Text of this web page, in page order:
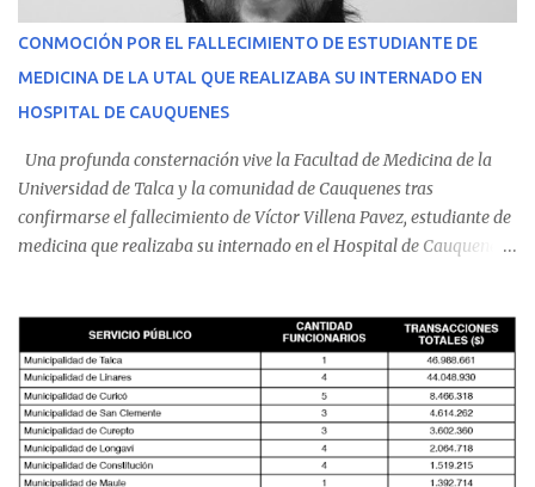
CONMOCIÓN POR EL FALLECIMIENTO DE ESTUDIANTE DE
MEDICINA DE LA UTAL QUE REALIZABA SU INTERNADO EN
HOSPITAL DE CAUQUENES
Una profunda consternación vive la Facultad de Medicina de la
Universidad de Talca y la comunidad de Cauquenes tras
confirmarse el fallecimiento de Víctor Villena Pavez, estudiante de
medicina que realizaba su internado en el Hospital de Cauquenes.
malestares físicos. Dada la complejidad de su estado de salud, el
equipo médico determinó su traslado de urgencia al Hospital
Regional de Talca y dado la urgencia la ambulancia partió hacia
Talca con escolta de Carabineros. En medio del traslado, el
estudiante de medicina de 25 años, se agravó y pese a los esfuerzos
del personal de emergencia terminó falleciendo, sin alcanzar a